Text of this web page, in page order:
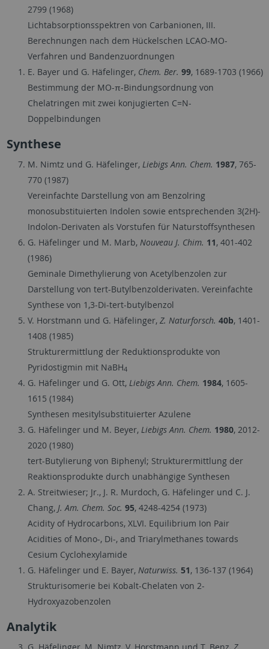
2799 (1968)
Lichtabsorptionsspektren von Carbanionen, III.
Berechnungen nach dem Hückelschen LCAO-MO-
Verfahren und Bandenzuordnungen
E. Bayer und G. Häfelinger, Chem. Ber. 99, 1689-1703 (1966)
Bestimmung der MO-π-Bindungsordnung von
Chelatringen mit zwei konjugierten C=N-
Doppelbindungen
Synthese
M. Nimtz und G. Häfelinger, Liebigs Ann. Chem. 1987, 765-
770 (1987)
Vereinfachte Darstellung von am Benzolring
monosubstituierten Indolen sowie entsprechenden 3(2H)-
Indolon-Derivaten als Vorstufen für Naturstoffsynthesen
G. Häfelinger und M. Marb, Nouveau J. Chim. 11, 401-402
(1986)
Geminale Dimethylierung von Acetylbenzolen zur
Darstellung von tert-Butylbenzolderivaten. Vereinfachte
Synthese von 1,3-Di-tert-butylbenzol
V. Horstmann und G. Häfelinger, Z. Naturforsch. 40b, 1401-
1408 (1985)
Strukturermittlung der Reduktionsprodukte von
Pyridostigmin mit NaBH4
G. Häfelinger und G. Ott, Liebigs Ann. Chem. 1984, 1605-
1615 (1984)
Synthesen mesitylsubstituierter Azulene
G. Häfelinger und M. Beyer, Liebigs Ann. Chem. 1980, 2012-
2020 (1980)
tert-Butylierung von Biphenyl; Strukturermittlung der
Reaktionsprodukte durch unabhängige Synthesen
A. Streitwieser; Jr., J. R. Murdoch, G. Häfelinger und C. J.
Chang, J. Am. Chem. Soc. 95, 4248-4254 (1973)
Acidity of Hydrocarbons, XLVI. Equilibrium Ion Pair
Acidities of Mono-, Di-, and Triarylmethanes towards
Cesium Cyclohexylamide
G. Häfelinger und E. Bayer, Naturwiss. 51, 136-137 (1964)
Strukturisomerie bei Kobalt-Chelaten von 2-
Hydroxyazobenzolen
Analytik